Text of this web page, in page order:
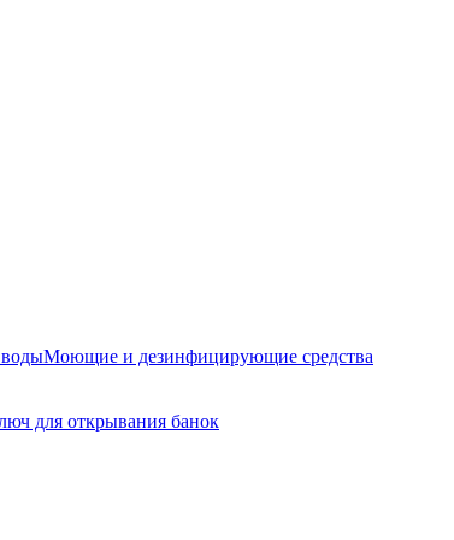
Моющие и дезинфицирующие средства
для открывания банок